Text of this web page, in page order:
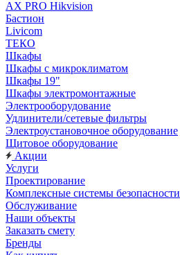
AX PRO Hikvision
Бастион
Livicom
ТЕКО
Шкафы
Шкафы с микроклиматом
Шкафы 19"
Шкафы электромонтажные
Электрооборудование
Удлинители/сетевые фильтры
Электроустановочное оборудование
Щитовое оборудование
Акции
Услуги
Проектирование
Комплексные системы безопасности
Обслуживание
Наши объекты
Заказать смету
Бренды